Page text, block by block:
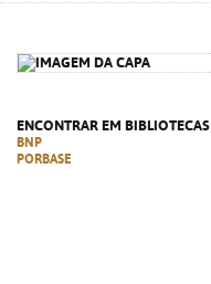
ENCONTRAR EM BIBLIOTECAS
BNP
PORBASE